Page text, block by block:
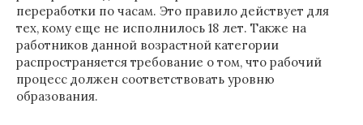
переработки по часам. Это правило действует для
тех, кому еще не исполнилось 18 лет. Также на
работников данной возрастной категории
распространяется требование о том, что рабочий
процесс должен соответствовать уровню
образования.